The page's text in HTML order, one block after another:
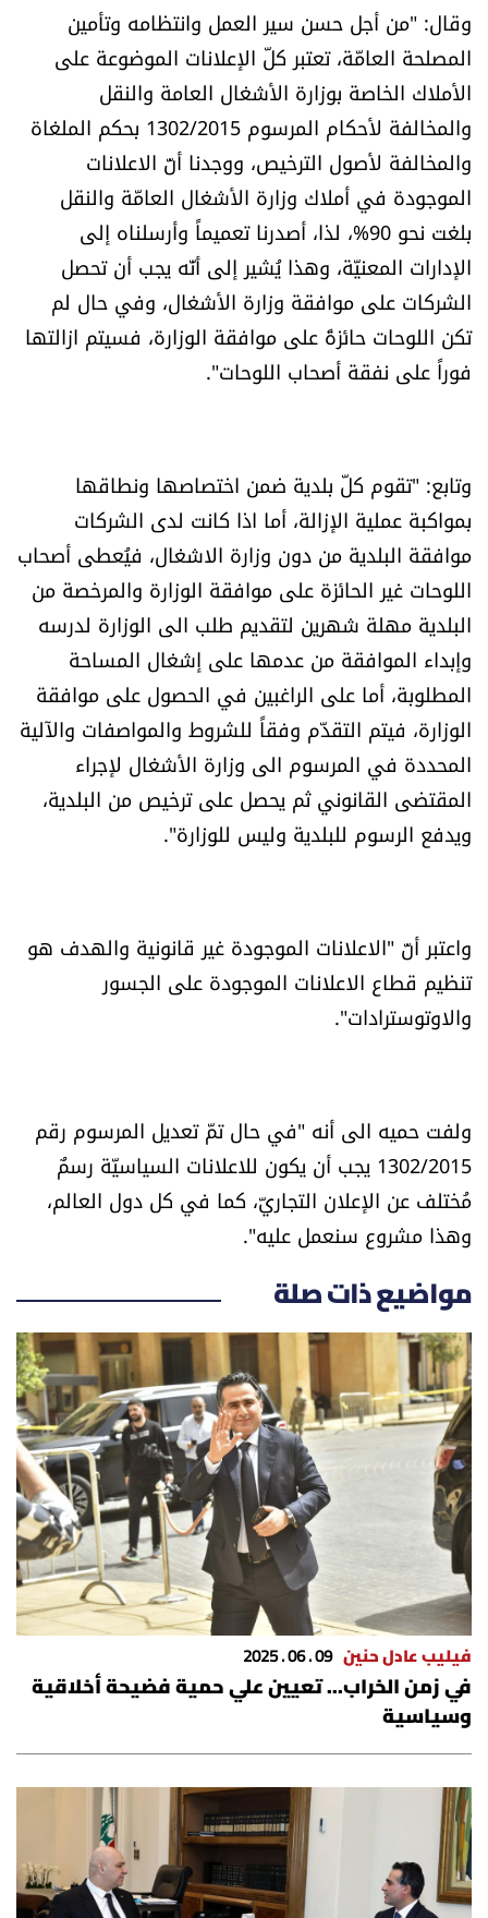
منوّعات
حظّك اليوم
للتاريخ
فيديو
من نحن
للتواصل معنا
شروط الإشتراك
Digital solutions by
وقال: "من أجل حسن سير العمل وانتظامه وتأمين
المصلحة العامّة، تعتبر كلّ الإعلانات الموضوعة على
الأملاك الخاصة بوزارة الأشغال العامة والنقل
والمخالفة لأحكام المرسوم 1302/2015 بحكم الملغاة
والمخالفة لأصول الترخيص، ووجدنا أنّ الاعلانات
الموجودة في أملاك وزارة الأشغال العامّة والنقل
بلغت نحو 90%، لذا، أصدرنا تعميماً وأرسلناه إلى
الإدارات المعنيّة، وهذا يُشير إلى أنّه يجب أن تحصل
الشركات على موافقة وزارة الأشغال، وفي حال لم
تكن اللوحات حائزةً على موافقة الوزارة، فسيتم ازالتها
فوراً على نفقة أصحاب اللوحات".
وتابع: "تقوم كلّ بلدية ضمن اختصاصها ونطاقها
بمواكبة عملية الإزالة، أما اذا كانت لدى الشركات
موافقة البلدية من دون وزارة الاشغال، فيُعطى أصحاب
اللوحات غير الحائزة على موافقة الوزارة والمرخصة من
البلدية مهلة شهرين لتقديم طلب الى الوزارة لدرسه
وإبداء الموافقة من عدمها على إشغال المساحة
المطلوبة، أما على الراغبين في الحصول على موافقة
الوزارة، فيتم التقدّم وفقاً للشروط والمواصفات والآلية
المحددة في المرسوم الى وزارة الأشغال لإجراء
المقتضى القانوني ثم يحصل على ترخيص من البلدية،
ويدفع الرسوم للبلدية وليس للوزارة".
واعتبر أنّ "الاعلانات الموجودة غير قانونية والهدف هو
تنظيم قطاع الاعلانات الموجودة على الجسور
والاوتوسترادات".
ولفت حميه الى أنه "في حال تمّ تعديل المرسوم رقم
1302/2015 يجب أن يكون للاعلانات السياسيّة رسمٌ
مُختلف عن الإعلان التجاريّ، كما في كل دول العالم،
وهذا مشروع سنعمل عليه".
مواضيع ذات صلة
فيليب عادل حنين 09 . 06 . 2025
في زمن الخراب... تعيين علي حمية فضيحة أخلاقية
وسياسية